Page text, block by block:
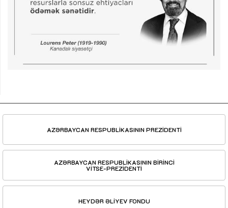
AZƏRBAYCAN RESPUBLİKASININ PREZİDENTİ
AZƏRBAYCAN RESPUBLİKASININ BİRİNCİ
VİTSE-PREZİDENTİ
HEYDƏR ƏLİYEV FONDU